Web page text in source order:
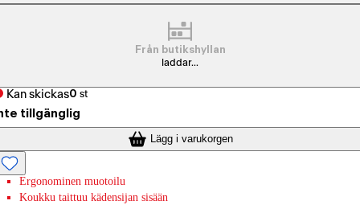
Från butikshyllan
laddar...
Kan skickas0 st
tillgänglig
Lägg i varukorgen
Ergonominen muotoilu
Koukku taittuu kädensijan sisään